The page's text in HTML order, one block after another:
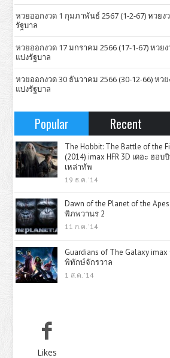
หวยออกงวด 1 กุมภาพันธ์ 2567 (1-2-67) หวย
รัฐบาล
หวยออกงวด 17 มกราคม 2566 (17-1-67) หว
แบ่งรัฐบาล
หวยออกงวด 30 ธันวาคม 2566 (30-12-66) ห
แบ่งรัฐบาล
Popular Recent
The Hobbit: The Battle of the
(2014) imax HFR 3D เดอะ ฮอ
เหล่าทัพ
19 ธ.ค. '14
Dawn of the Planet of the
พิภพวานร 2
11 ก.ค. '14
Guardians of The Galaxy
พิทักษ์จักรวาล
1 ส.ค. '14
Likes